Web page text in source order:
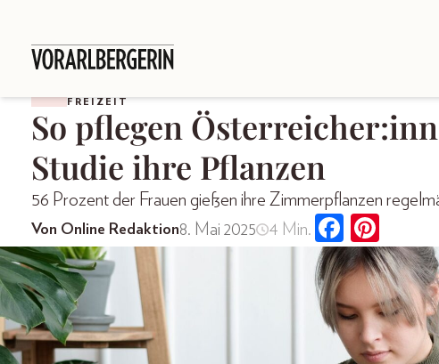
FREIZEIT
So pflegen
Studie ihre Pflanzen
56 Prozent der Frauen gießen ihre Zimmerpflanzen
Von Online Redaktion8. Mai 2025 4 Min.